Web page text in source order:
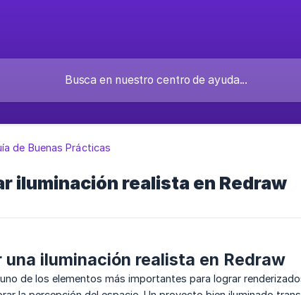
de Buenas Prácticas
iluminación realista en Redraw
una iluminación realista en Redraw
de los elementos más importantes para lograr